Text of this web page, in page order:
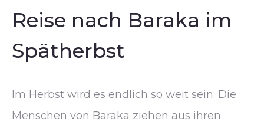
Reise nach Baraka im
Spätherbst
Im Herbst wird es endlich so weit sein: Die
Menschen von Baraka ziehen aus ihren